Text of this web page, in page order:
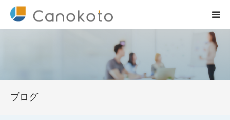
ブログ会社概要